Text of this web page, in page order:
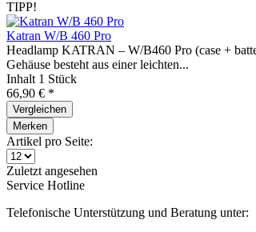
TIPP!
Katran W/B 460 Pro
Headlamp KATRAN – W/B460 Pro (case +
Gehäuse besteht aus einer leichten...
Inhalt 1 Stück
66,90 € *
Vergleichen
Merken
Artikel pro Seite:
Zuletzt angesehen
Service Hotline
Telefonische Unterstützung und Beratung unter: